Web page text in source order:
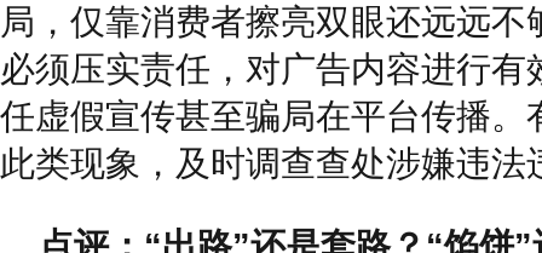
局，仅靠消费者擦亮双眼还远远不
必须压实责任，对广告内容进行有
任虚假宣传甚至骗局在平台传播。
此类现象，及时调查查处涉嫌违法